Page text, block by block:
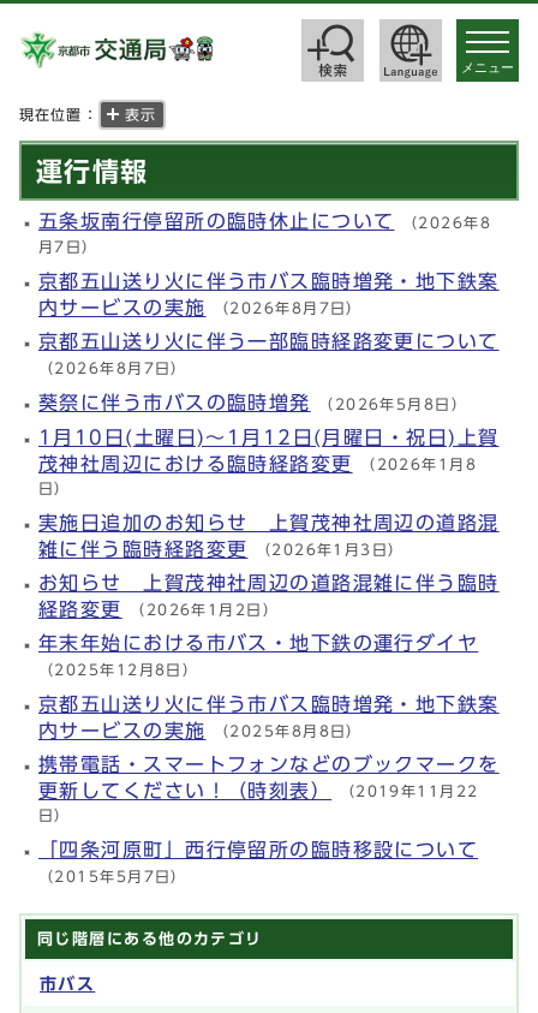
toggle
メニュー
現在位置： 表示
運行情報
五条坂南行停留所の臨時休止について （2026年8
月7日）
京都五山送り火に伴う市バス臨時増発・地下鉄案
内サービスの実施 （2026年8月7日）
京都五山送り火に伴う一部臨時経路変更について
（2026年8月7日）
葵祭に伴う市バスの臨時増発 （2026年5月8日）
1月10日(土曜日)～1月12日(月曜日・祝日)上賀
茂神社周辺における臨時経路変更 （2026年1月8
日）
実施日追加のお知らせ 上賀茂神社周辺の道路混
雑に伴う臨時経路変更 （2026年1月3日）
お知らせ 上賀茂神社周辺の道路混雑に伴う臨時
経路変更 （2026年1月2日）
年末年始における市バス・地下鉄の運行ダイヤ
（2025年12月8日）
京都五山送り火に伴う市バス臨時増発・地下鉄案
内サービスの実施 （2025年8月8日）
携帯電話・スマートフォンなどのブックマークを
更新してください！（時刻表） （2019年11月22
日）
「四条河原町」西行停留所の臨時移設について
（2015年5月7日）
同じ階層にある他のカテゴリ
市バス